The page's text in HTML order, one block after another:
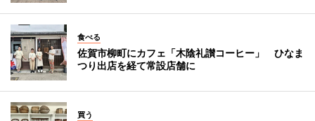
食べる
佐賀市柳町にカフェ「木陰礼讃コーヒー」 ひなま
つり出店を経て常設店舗に
買う